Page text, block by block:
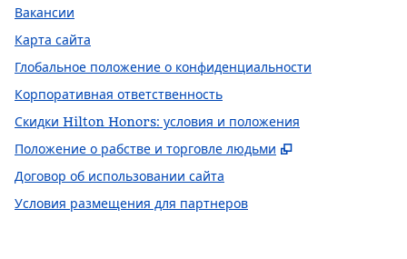
Вакансии
Карта сайта
Глобальное положение о конфиденциальности
Корпоративная ответственность
Скидки Hilton Honors: условия и положения
Положение о рабстве и торговле людьми
,
Договор об использовании сайта
Условия размещения для партнеров